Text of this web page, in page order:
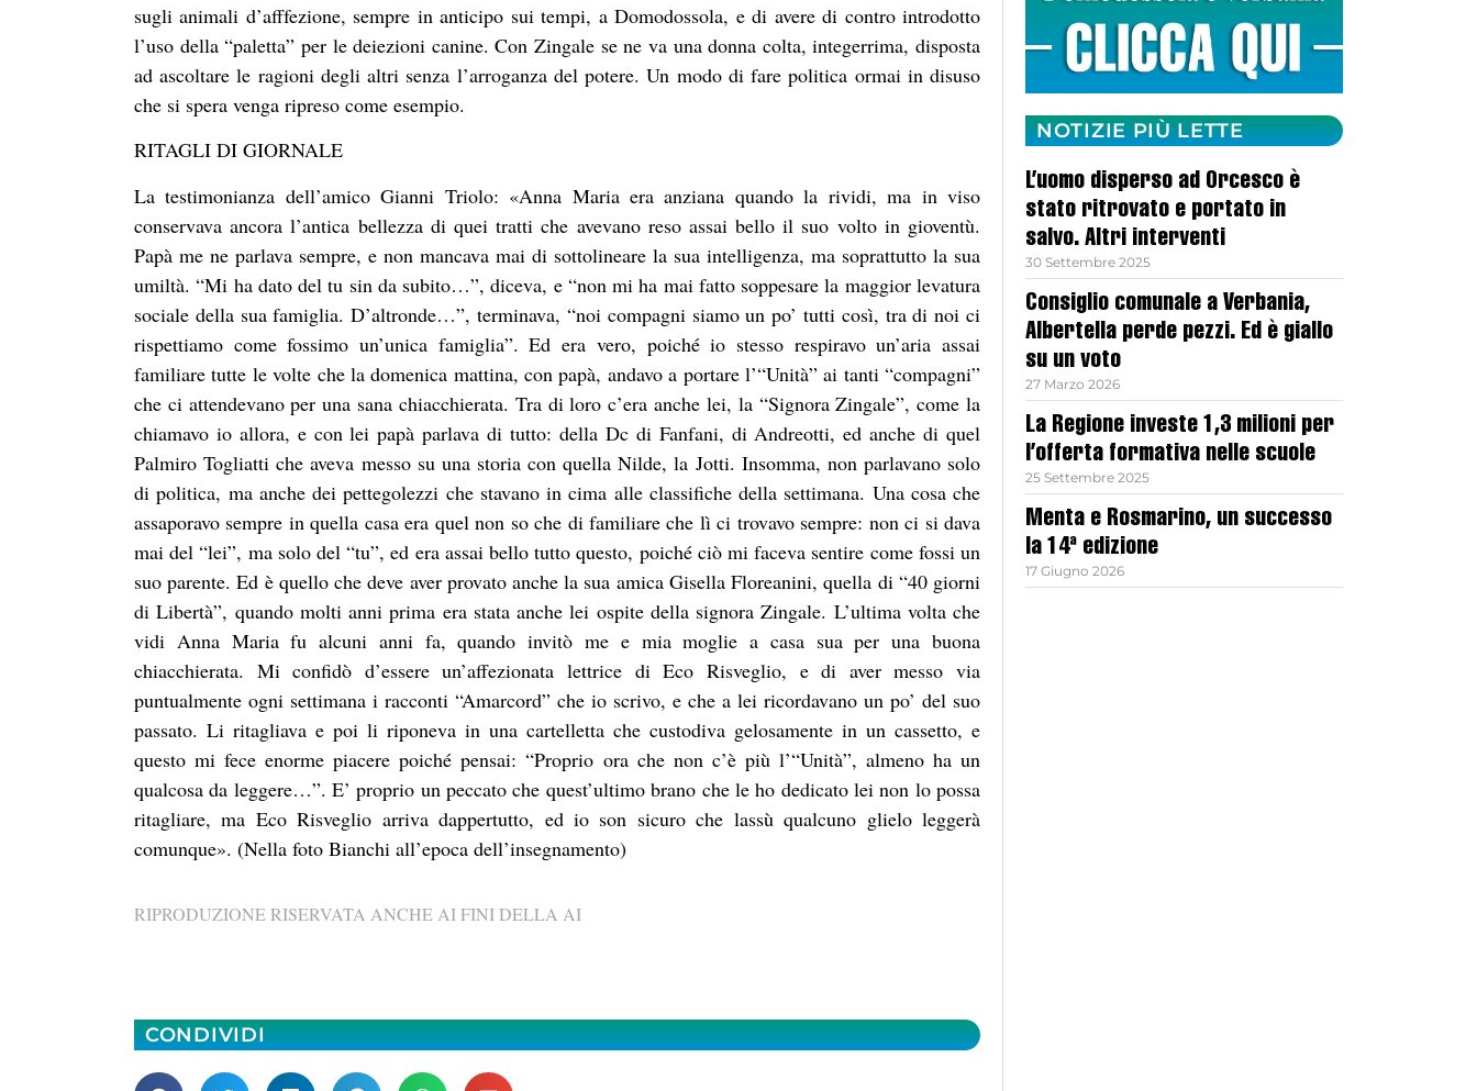
sugli animali d’afffezione, sempre in anticipo sui tempi, a Domodossola, e di avere di contro introdotto
l’uso della “paletta” per le deiezioni canine. Con Zingale se ne va una donna colta, integerrima, disposta
ad ascoltare le ragioni degli altri senza l’arroganza del potere. Un modo di fare politica ormai in disuso
che si spera venga ripreso come esempio.
RITAGLI DI GIORNALE
La testimonianza dell’amico Gianni Triolo: «Anna Maria era anziana quando la rividi, ma in viso
conservava ancora l’antica bellezza di quei tratti che avevano reso assai bello il suo volto in gioventù.
Papà me ne parlava sempre, e non mancava mai di sottolineare la sua intelligenza, ma soprattutto la sua
umiltà. “Mi ha dato del tu sin da subito…”, diceva, e “non mi ha mai fatto soppesare la maggior levatura
sociale della sua famiglia. D’altronde…”, terminava, “noi compagni siamo un po’ tutti così, tra di noi ci
rispettiamo come fossimo un’unica famiglia”. Ed era vero, poiché io stesso respiravo un’aria assai
familiare tutte le volte che la domenica mattina, con papà, andavo a portare l’“Unità” ai tanti “compagni”
che ci attendevano per una sana chiacchierata. Tra di loro c’era anche lei, la “Signora Zingale”, come la
chiamavo io allora, e con lei papà parlava di tutto: della Dc di Fanfani, di Andreotti, ed anche di quel
Palmiro Togliatti che aveva messo su una storia con quella Nilde, la Jotti. Insomma, non parlavano solo
di politica, ma anche dei pettegolezzi che stavano in cima alle classifiche della settimana. Una cosa che
assaporavo sempre in quella casa era quel non so che di familiare che lì ci trovavo sempre: non ci si dava
mai del “lei”, ma solo del “tu”, ed era assai bello tutto questo, poiché ciò mi faceva sentire come fossi un
suo parente. Ed è quello che deve aver provato anche la sua amica Gisella Floreanini, quella di “40 giorni
di Libertà”, quando molti anni prima era stata anche lei ospite della signora Zingale. L’ultima volta che
vidi Anna Maria fu alcuni anni fa, quando invitò me e mia moglie a casa sua per una buona
chiacchierata. Mi confidò d’essere un’affezionata lettrice di Eco Risveglio, e di aver messo via
puntualmente ogni settimana i racconti “Amarcord” che io scrivo, e che a lei ricordavano un po’ del suo
passato. Li ritagliava e poi li riponeva in una cartelletta che custodiva gelosamente in un cassetto, e
questo mi fece enorme piacere poiché pensai: “Proprio ora che non c’è più l’“Unità”, almeno ha un
qualcosa da leggere…”. E’ proprio un peccato che quest’ultimo brano che le ho dedicato lei non lo possa
ritagliare, ma Eco Risveglio arriva dappertutto, ed io son sicuro che lassù qualcuno glielo leggerà
comunque». (Nella foto Bianchi all’epoca dell’insegnamento)
RIPRODUZIONE RISERVATA ANCHE AI FINI DELLA AI
CONDIVIDI
NOTIZIE PIÙ LETTE
L’uomo disperso ad Orcesco è
stato ritrovato e portato in
salvo. Altri interventi
30 Settembre 2025
Consiglio comunale a Verbania,
Albertella perde pezzi. Ed è giallo
su un voto
27 Marzo 2026
La Regione investe 1,3 milioni per
l’offerta formativa nelle scuole
25 Settembre 2025
Menta e Rosmarino, un successo
la 14ª edizione
17 Giugno 2026